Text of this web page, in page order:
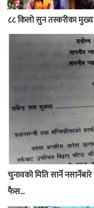
८८ किलो सुन तस्करीका मुख्य
चुनावको मिति सार्ने
फैस...